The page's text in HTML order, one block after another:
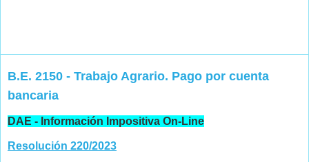
B.E. 2150 - Trabajo Agrario. Pago por cuenta
bancaria
DAE - Información Impositiva On-Line
Resolución 220/2023